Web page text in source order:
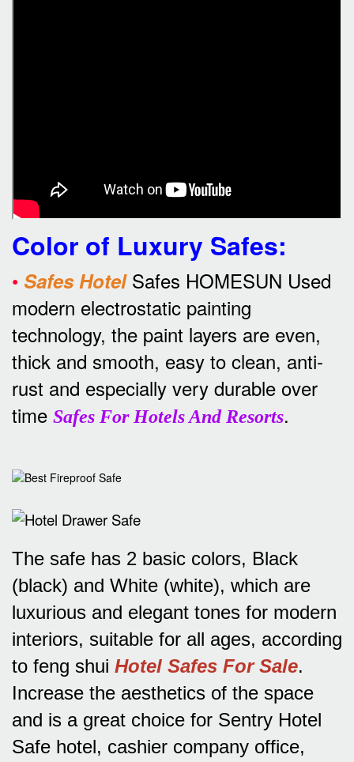
Color of Luxury Safes:
• Safes HotelSafes HOMESUN Used
modern electrostatic painting
technology, the paint layers are even,
thick and smooth, easy to clean, anti-
rust and especially very durable over
time Safes For Hotels And Resorts.
The safe has 2 basic colors, Black
(black) and White (white), which are
luxurious and elegant tones for modern
interiors, suitable for all ages, according
to feng shui Hotel Safes For Sale.
Increase the aesthetics of the space
and is a great choice for Sentry Hotel
Safe hotel, cashier company office,